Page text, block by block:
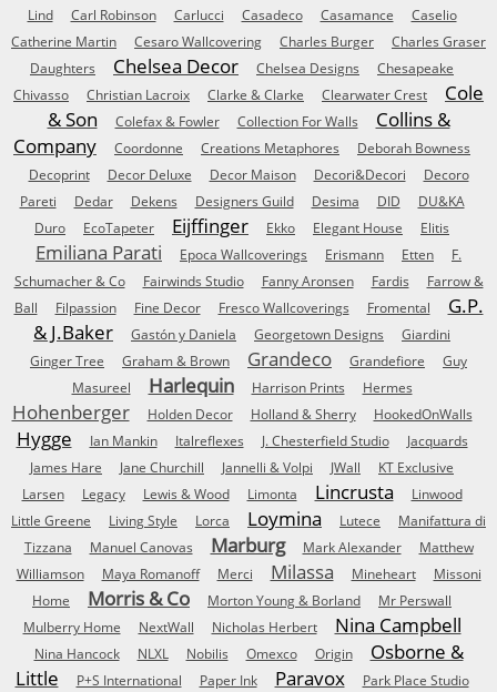
Lind
Carl Robinson Carlucci Casadeco Casamance
Caselio
Catherine Martin
Cesaro Wallcovering Charles Burger
Charles Graser
Daughters
Chelsea Decor Chelsea Designs
Chesapeake
Chivasso
Christian Lacroix Clarke & Clarke Clearwater Crest
Cole
& Son
Colefax & Fowler Collection For Walls
Collins &
Company
Coordonne Creations Metaphores
Deborah Bowness
Decoprint
Decor Deluxe Decor Maison Decori&Decori
Decoro
Pareti
Dedar Dekens Designers Guild Desima DID
DU&KA
Duro
EcoTapeter Eijffinger Ekko Elegant House Elitis
Emiliana Parati Epoca Wallcoverings Erismann Etten
F.
Schumacher & Co
Fairwinds Studio Fanny Aronsen Fardis
Farrow &
Ball
Filpassion Fine Decor Fresco Wallcoverings Fromental
G.P.
& J.Baker
Gastón y Daniela Georgetown Designs
Giardini
Ginger Tree
Graham & Brown Grandeco Grandefiore
Guy
Masureel
Harlequin Harrison Prints Hermes
Hohenberger Holden Decor Holland & Sherry HookedOnWalls
Hygge Ian Mankin Italreflexes J. Chesterfield Studio
Jacquards
James Hare
Jane Churchill Jannelli & Volpi JWall
KT Exclusive
Larsen
Legacy Lewis & Wood Limonta Lincrusta
Linwood
Little Greene
Living Style Lorca Loymina Lutece
Manifattura di
Tizzana
Manuel Canovas Marburg Mark Alexander
Matthew
Williamson
Maya Romanoff Merci Milassa Mineheart
Missoni
Home
Morris & Co Morton Young & Borland
Mr Perswall
Mulberry Home
NextWall Nicholas Herbert Nina Campbell
Nina Hancock NLXL Nobilis Omexco Origin
Osborne &
Little
P+S International Paper Ink Paravox
Park Place Studio